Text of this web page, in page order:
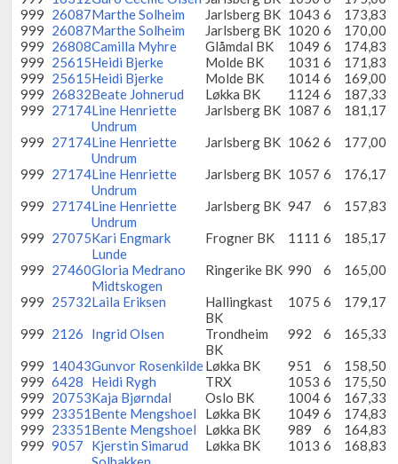
999 26087Marthe Solheim Jarlsberg BK 1043 6
173,83
999 26087Marthe Solheim Jarlsberg BK 1020 6
170,00
999 26808Camilla Myhre Glåmdal BK 1049 6
174,83
999 25615Heidi Bjerke Molde BK 1031 6
171,83
999 25615Heidi Bjerke Molde BK 1014 6
169,00
999 26832Beate Johnerud Løkka BK 1124 6
187,33
999 27174Line Henriette
Undrum
Jarlsberg BK 1087 6
181,17
999 27174Line Henriette
Undrum
Jarlsberg BK 1062 6
177,00
999 27174Line Henriette
Undrum
Jarlsberg BK 1057 6
176,17
999 27174Line Henriette
Undrum
Jarlsberg BK 947 6
157,83
999 27075Kari Engmark
Lunde
Frogner BK 1111 6
185,17
999 27460Gloria Medrano
Midtskogen
Ringerike BK 990 6
165,00
999 25732Laila Eriksen
Hallingkast
BK
1075 6
179,17
999 2126 Ingrid Olsen
Trondheim
BK
992 6
165,33
999 14043Gunvor RosenkildeLøkka BK 951 6
158,50
999 6428 Heidi Rygh TRX 1053 6
175,50
999 20753Kaja Bjørndal Oslo BK 1004 6
167,33
999 23351Bente Mengshoel Løkka BK 1049 6
174,83
999 23351Bente Mengshoel Løkka BK 989 6
164,83
999 9057
Kjerstin Simarud
Løkka BK 1013 6
168,83